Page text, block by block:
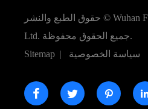
حقوق الطبع والنشر © Wuhan
Ltd.
جميع الحقوق محفوظة.
Sitemap | سياسة الخصوصية
  